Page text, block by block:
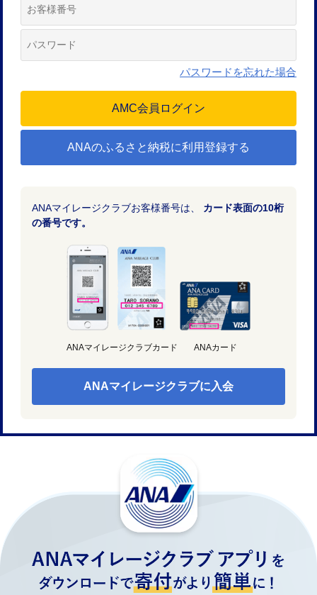
パスワードを忘れた場合
ANAのふるさと納税に利用登録する
ANAマイレージクラブお客様番号は、 カード表面の10桁
の番号です。
ANAマイレージクラブカード ANAカード
ANAマイレージクラブに入会